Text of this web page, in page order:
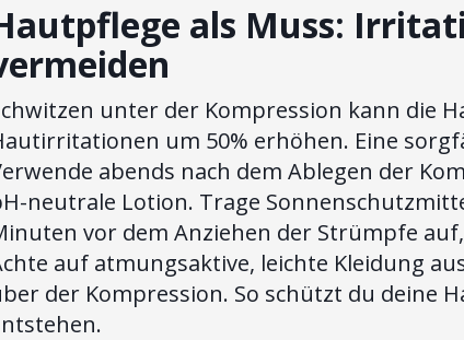
als Muss:
unter der Kompression kann die
um 50% erhöhen. Eine
abends nach dem Ablegen der
neutrale Lotion. Trage
vor dem Anziehen der Strümpfe
auf atmungsaktive, leichte Kleidung
der Kompression. So schützt du deine